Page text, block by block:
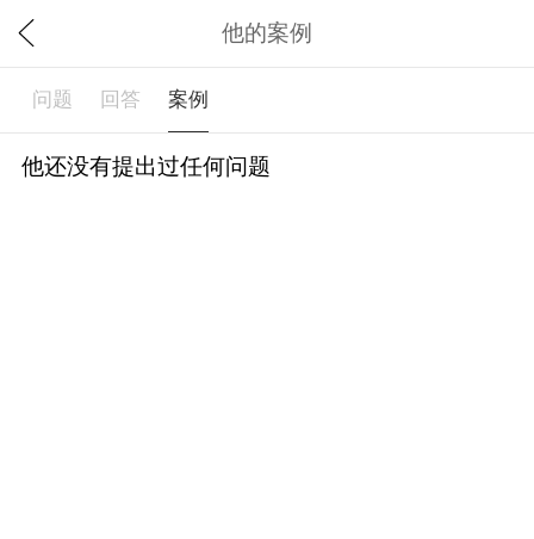
他的案例
问题 回答 案例
他还没有提出过任何问题